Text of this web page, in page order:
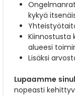
kykyä
Kiinnostusta
alueesi
Lisäksi
Lupaamme
nopeasti